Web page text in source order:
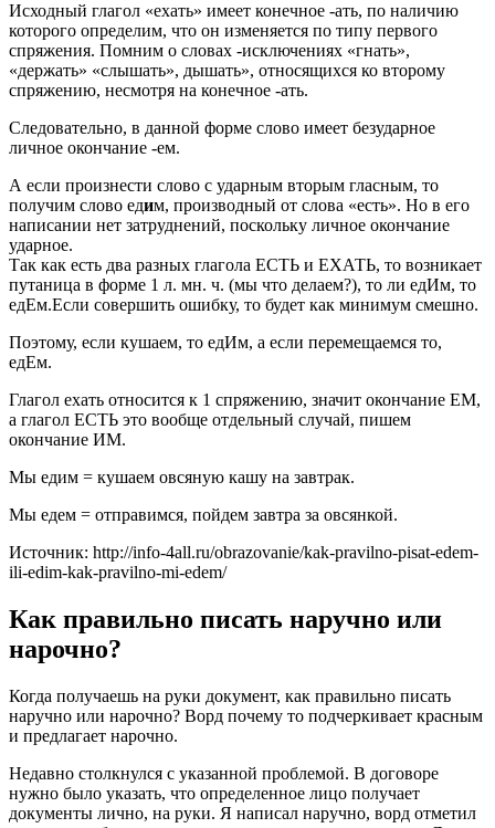
Исходный глагол «ехать» имеет конечное -ать, по наличию
которого определим, что он изменяется по типу первого
спряжения. Помним о словах -исключениях «гнать»,
«держать» «слышать», дышать», относящихся ко второму
спряжению, несмотря на конечное -ать.
Следовательно, в данной форме слово имеет безударное
личное окончание -ем.
А если произнести слово с ударным вторым гласным, то
получим слово едим, производный от слова «есть». Но в его
написании нет затруднений, поскольку личное окончание
ударное.
Так как есть два разных глагола ЕСТЬ и ЕХАТЬ, то возникает
путаница в форме 1 л. мн. ч. (мы что делаем?), то ли едИм, то
едЕм.Если совершить ошибку, то будет как минимум смешно.
Поэтому, если кушаем, то едИм, а если перемещаемся то,
едЕм.
Глагол ехать относится к 1 спряжению, значит окончание ЕМ,
а глагол ЕСТЬ это вообще отдельный случай, пишем
окончание ИМ.
Мы едим = кушаем овсяную кашу на завтрак.
Мы едем = отправимся, пойдем завтра за овсянкой.
Источник: http://info-4all.ru/obrazovanie/kak-pravilno-pisat-edem-
ili-edim-kak-pravilno-mi-edem/
Как правильно писать наручно или
нарочно?
Когда получаешь на руки документ, как правильно писать
наручно или нарочно? Ворд почему то подчеркивает красным
и предлагает нарочно.
Недавно столкнулся с указанной проблемой. В договоре
нужно было указать, что определенное лицо получает
документы лично, на руки. Я написал наручно, ворд отметил